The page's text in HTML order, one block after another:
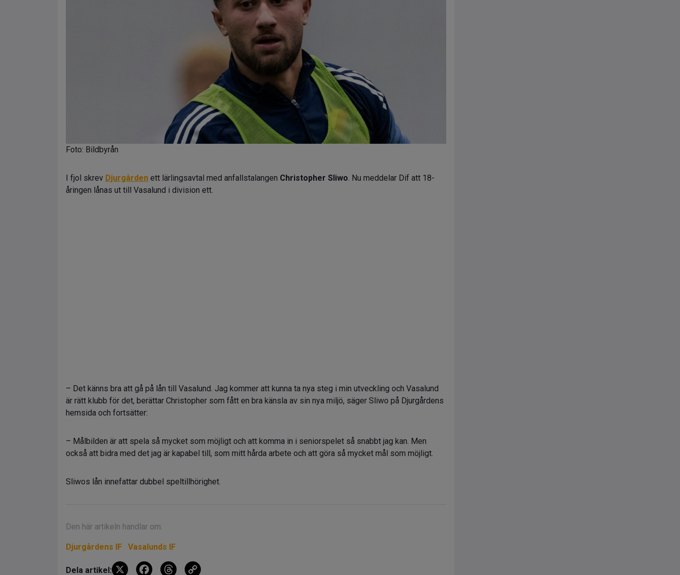
Foto: Bildbyrån
I fjol skrev Djurgården ett lärlingsavtal med anfallstalangen Christopher Sliwo. Nu meddelar Dif att 18-
åringen lånas ut till Vasalund i division ett.
– ⁠Det känns bra att gå på lån till Vasalund. Jag kommer att kunna ta nya steg i min utveckling och Vasalund
är rätt klubb för det, berättar Christopher som fått en bra känsla av sin nya miljö, säger Sliwo på Djurgårdens
hemsida och fortsätter:
– Målbilden är att spela så mycket som möjligt och att komma in i seniorspelet så snabbt jag kan. Men
också att bidra med det jag är kapabel till, som mitt hårda arbete och att göra så mycket mål som möjligt.
Sliwos lån innefattar dubbel speltillhörighet.
Den här artikeln handlar om:
Djurgårdens IF Vasalunds IF
Dela artikel: X
F
T